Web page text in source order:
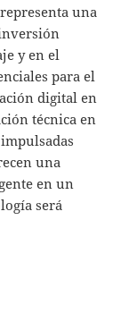
una
y en el
para el
digital en
técnica en
una
en un
será